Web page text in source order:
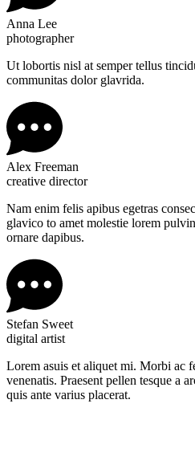
Anna Lee
photographer
Ut lobortis nisl at semper tellus
communitas dolor glavrida.
Alex Freeman
creative director
Nam enim felis apibus egetras
glavico to amet molestie lorem
ornare dapibus.
Stefan Sweet
digital artist
Lorem asuis et aliquet mi. Morbi ac
venenatis. Praesent pellen tesque a
quis ante varius placerat.